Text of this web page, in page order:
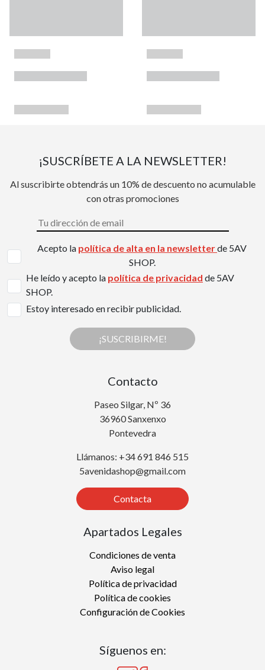
¡SUSCRÍBETE A LA NEWSLETTER!
Al suscribirte obtendrás un 10% de descuento no acumulable
con otras promociones
Acepto la política de alta en la newsletterde 5AV
SHOP.
He leído y acepto la política de privacidad de 5AV
SHOP.
Estoy interesado en recibir publicidad.
¡SUSCRIBIRME!
Contacto
Paseo Silgar, Nº 36
36960 Sanxenxo
Pontevedra
Llámanos: +34 691 846 515
5avenidashop@gmail.com
Contacta
Apartados Legales
Condiciones de venta
Aviso legal
Política de privacidad
Política de cookies
Configuración de Cookies
Síguenos en: